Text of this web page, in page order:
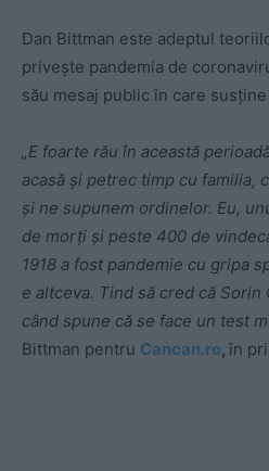
Dan Bittman este adeptul
privește pandemia de
său mesaj public în care
„E foarte rău în această
acasă şi petrec timp cu familia,
şi ne supunem ordinelor. Eu,
de morţi şi peste 400 de
1918 a fost pandemie cu gripa
e altceva. Tind să cred că
când spune că se face un test
Bittman pentru Cancan.ro, în